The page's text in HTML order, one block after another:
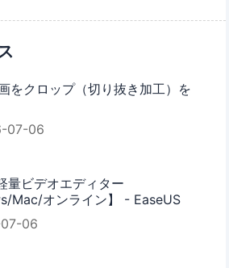
をクロップ（切り抜き加工）を
07-06
量ビデオエディター
Mac/オンライン】 - EaseUS
06